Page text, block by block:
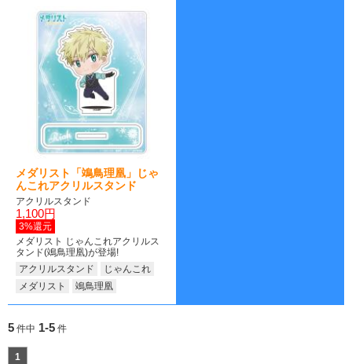
メダリスト「鴗鳥理凰」じゃ
んこれアクリルスタンド
アクリルスタンド
1,100円
3%還元
メダリスト じゃんこれアクリルス
タンド(鴗鳥理凰)が登場!
アクリルスタンド
じゃんこれ
メダリスト
鴗鳥理凰
5 件中 1-5 件
1